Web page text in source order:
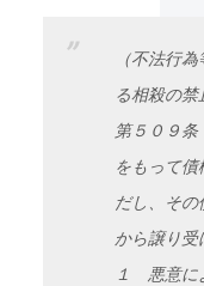
（不法行
る相殺の禁
第５０９
をもって
だし、その
から譲り受
１ 悪意に